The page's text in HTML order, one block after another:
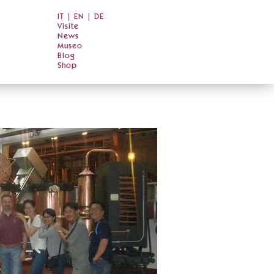
IT EN
DE
Visite
News
Museo
Blog
Shop